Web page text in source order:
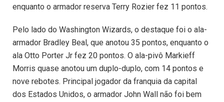
enquanto o armador reserva Terry Rozier fez 11 pontos.
Pelo lado do Washington Wizards, o destaque foi o ala-
armador Bradley Beal, que anotou 35 pontos, enquanto o
ala Otto Porter Jr fez 20 pontos. O ala-pivô Markieff
Morris quase anotou um duplo-duplo, com 14 pontos e
nove rebotes. Principal jogador da franquia da capital
dos Estados Unidos, o armador John Wall não foi bem